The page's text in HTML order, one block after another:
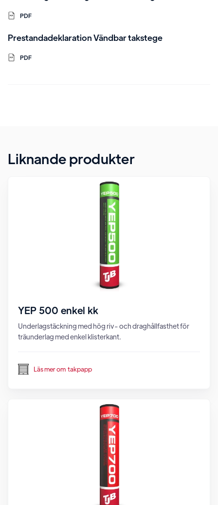
PDF
Prestandadeklaration Vändbar takstege
PDF
Liknande produkter
YEP 500 enkel kk
Underlagstäckning med hög riv- och draghållfasthet för
träunderlag med enkel klisterkant.
Läs mer om takpapp